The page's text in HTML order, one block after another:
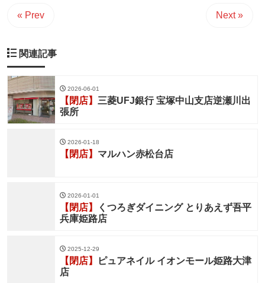
« Prev Next »
関連記事
2026-06-01
【閉店】 三菱UFJ銀行 宝塚中山支店逆瀬川出
張所
2026-01-18
【閉店】 マルハン赤松台店
2026-01-01
【閉店】
くつろぎダイニング とりあえず吾平
兵庫姫路店
2025-12-29
【閉店】
ピュアネイル イオンモール姫路大津
店